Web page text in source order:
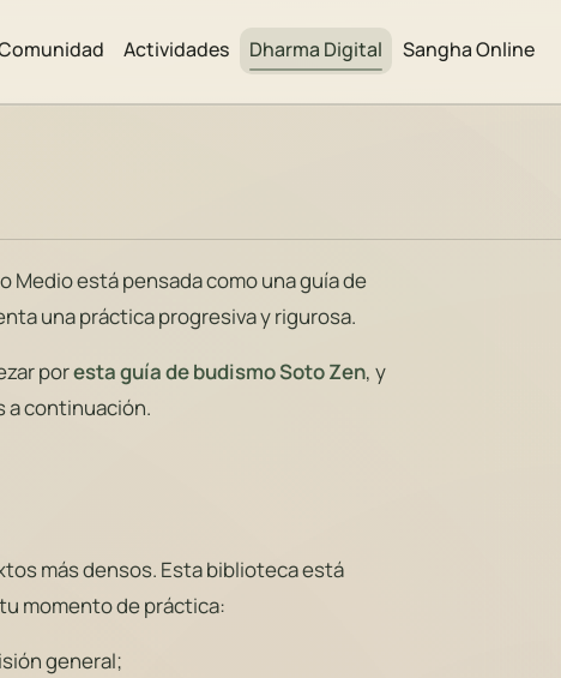
Actividades Dharma Digital Sangha Online
Medio está pensada como una guía de
una práctica progresiva y rigurosa.
poresta guía de budismo Soto Zen, y
a continuación.
más densos. Esta biblioteca está
momento de práctica:
general;